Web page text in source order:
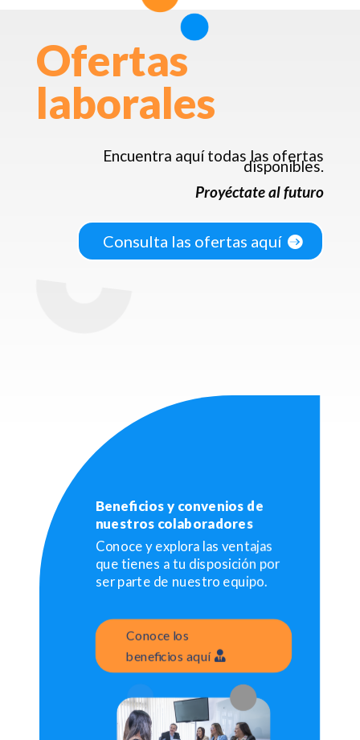
Ofertas
laborales
Encuentra aquí todas las ofertas
disponibles.
Proyéctate al futuro
Consulta las ofertas aquí
Beneficios y convenios de
nuestros colaboradores
Conoce y explora las ventajas
que tienes a tu disposición por
ser parte de nuestro equipo.
Conoce los
beneficios aquí